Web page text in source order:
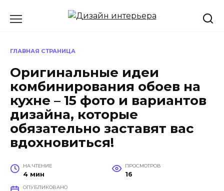
ГЛАВНАЯ СТРАНИЦА
Оригинальные идеи
комбинирования обоев на
кухне – 15 фото и вариантов
дизайна, которые
обязательно заставят вас
вдохновиться!
НА ЧТЕНИЕ
4 мин
ПРОСМОТРОВ
16
ОПУБЛИКОВАНО